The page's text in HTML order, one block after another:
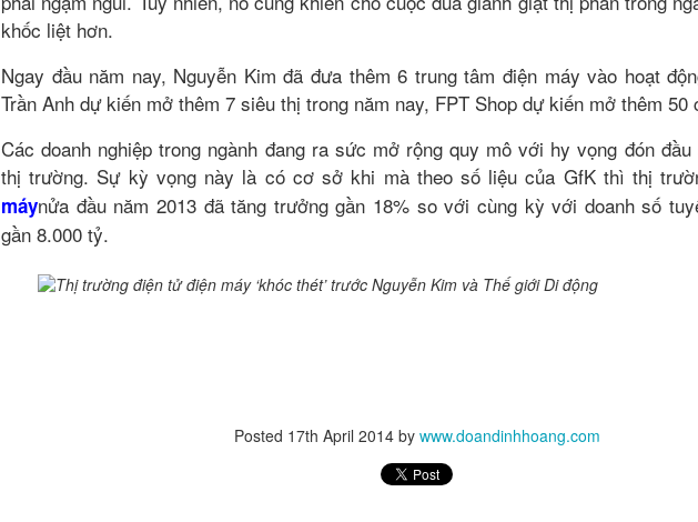
khốc liệt hơn.
Ngay đầu năm nay, Nguyễn Kim đã đưa thêm 6 trung tâm điện máy vào hoạt
Trần Anh dự kiến mở thêm 7 siêu thị trong năm nay, FPT Shop dự kiến mở thêm
Các doanh nghiệp trong ngành đang ra sức mở rộng quy mô với hy vọng đón
thị trường. Sự kỳ vọng này là có cơ sở khi mà theo số liệu của GfK thì thị
máynửa đầu năm 2013 đã tăng trưởng gần 18% so với cùng kỳ với doanh số
gần 8.000 tỷ.
Posted 17th April 2014 by www.doandinhhoang.com
chăm nhắm đến nó. Hãy bắt đầu từ những thứ, những cột mốc nhỏ nhất. Mình từng làm những
bình thường chỉ để có 10 USD, 100 USD, sau đó thử sức với những dự án 1.000 USD, 10.000 USD.
đến khi có được sự tin tưởng và kinh nghiệm cũng như sự dạn dĩ, mình mới thật sự tự tin làm những
project 100.000 USD, 500.000 USD và 1-2 triệu USD... Một triệu đô 10 năm trước với chính mình còn
chuyện không tưởng, nhưng giờ mình đã làm được, thậm chí nhiều hơn như thế